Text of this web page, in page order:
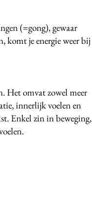
(=gong), gewaar
komt je energie weer bij
Het omvat zowel meer
innerlijk voelen en
Enkel zin in beweging,